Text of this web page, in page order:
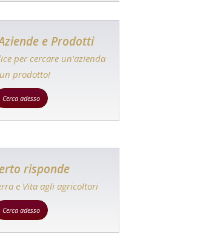
e Prodotti
per cercare un'azienda
prodotto!
Cerca adesso
risponde
e Vita agli agricoltori
Cerca adesso